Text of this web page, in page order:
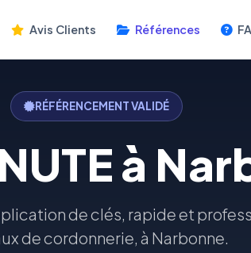
Avis Clients Références
RÉFÉRENCEMENT VALIDÉ
à
de clés, rapide et
de cordonnerie, à Narbonne.